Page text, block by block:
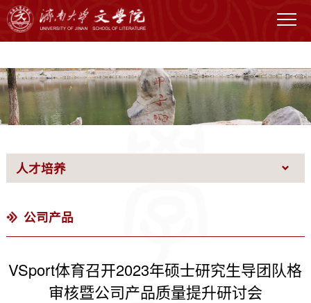
VSport - 体育胜利因您更精彩
人才培养
公司产品
VSport体育召开2023年硕士研究生导团队格
审核暨公司产品质量提升研讨会